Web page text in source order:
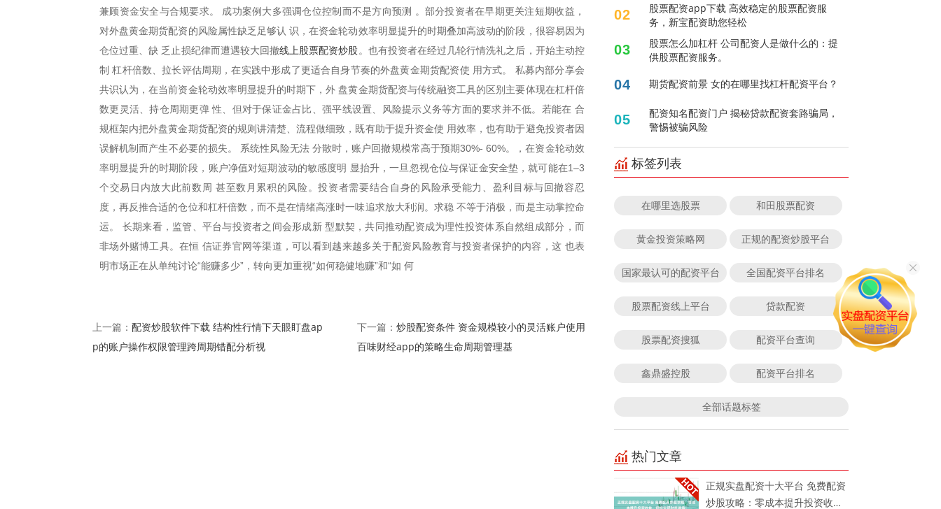
兼顾资金安全与合规要求。 成功案例大多强调仓位控制而不是方向预测 。部分投资者在早期更关注短期收益，
对外盘黄金期货配资的风险属性缺乏足够认 识，在资金轮动效率明显提升的时期叠加高波动的阶段，很容易因为
仓位过重、缺 乏止损纪律而遭遇较大回撤线上股票配资炒股。也有投资者在经过几轮行情洗礼之后，开始主动控
制 杠杆倍数、拉长评估周期，在实践中形成了更适合自身节奏的外盘黄金期货配资使 用方式。 私募内部分享会
共识认为，在当前资金轮动效率明显提升的时期下，外 盘黄金期货配资与传统融资工具的区别主要体现在杠杆倍
数更灵活、持仓周期更弹 性、但对于保证金占比、强平线设置、风险提示义务等方面的要求并不低。若能在 合
规框架内把外盘黄金期货配资的规则讲清楚、流程做细致，既有助于提升资金使 用效率，也有助于避免投资者因
误解机制而产生不必要的损失。 系统性风险无法 分散时，账户回撤规模常高于预期30%- 60%。，在资金轮动效
率明显提升的时期阶段，账户净值对短期波动的敏感度明 显抬升，一旦忽视仓位与保证金安全垫，就可能在1–3
个交易日内放大此前数周 甚至数月累积的风险。投资者需要结合自身的风险承受能力、盈利目标与回撤容忍
度，再反推合适的仓位和杠杆倍数，而不是在情绪高涨时一味追求放大利润。求稳 不等于消极，而是主动掌控命
运。 长期来看，监管、平台与投资者之间会形成新 型默契，共同推动配资成为理性投资体系自然组成部分，而
非场外赌博工具。在恒 信证券官网等渠道，可以看到越来越多关于配资风险教育与投资者保护的内容，这 也表
明市场正在从单纯讨论“能赚多少”，转向更加重视“如何稳健地赚”和“如 何
上一篇： 配资炒股软件下载 结构性行情下天眼盯盘ap
p的账户操作权限管理跨周期错配分析视
下一篇： 炒股配资条件 资金规模较小的灵活账户使用
百味财经app的策略生命周期管理基
02
股票配资app下载 高效稳定的股票配资服
务，新宝配资助您轻松
03
股票怎么加杠杆 公司配资人是做什么的：提
供股票配资服务。
04 期货配资前景 女的在哪里找杠杆配资平台？
05
配资知名配资门户 揭秘贷款配资套路骗局，
警惕被骗风险
标签列表
在哪里选股票 和田股票配资
黄金投资策略网 正规的配资炒股平台
国家最认可的配资平台 全国配资平台排名
股票配资线上平台 贷款配资
股票配资搜狐 配资平台查询
鑫鼎盛控股 配资平台排名
全部话题标签
热门文章
正规实盘配资十大平台 免费配资
炒股攻略：零成本提升投资收